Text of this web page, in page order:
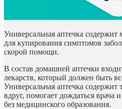
Универсальная аптечка
для купирования симптомов
скорой помощи.
В состав домашней аптечки
лекарств, который должен быть
Универсальная аптечка содержит
вдруг, помогает дождаться
без медицинского образования.